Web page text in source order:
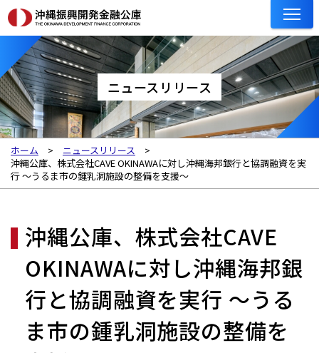
ニュースリリース
ホーム
ニュースリリース
沖縄公庫、株式会社CAVE OKINAWAに対し沖縄海邦銀行と協調融資を実
行 ～うるま市の鍾乳洞施設の整備を支援～
沖縄公庫、株式会社CAVE
OKINAWAに対し沖縄海邦銀
行と協調融資を実行 ～うる
ま市の鍾乳洞施設の整備を